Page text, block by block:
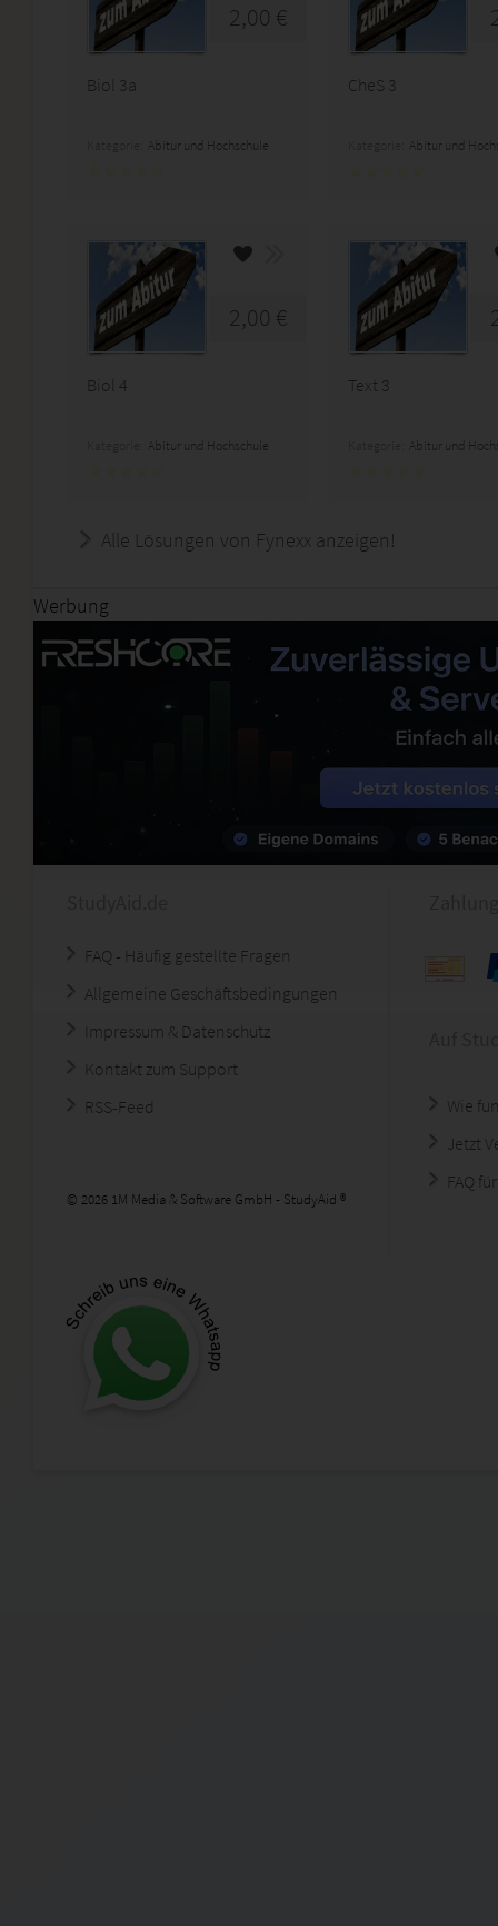
2,00 €
Biol 3a
Abitur und Hochschule
CheS 3
Abitur und
2,00 €
Biol 4
Abitur und Hochschule
Text 3
Abitur und
Alle Lösungen von Fynexx anzeigen!
Werbung
FAQ - Häufig gestellte Fragen
Allgemeine Geschäftsbedingungen
Impressum & Datenschutz
Kontakt zum Support
RSS-Feed
© 2026 1M Media & Software GmbH - StudyAid ®
Wie
Jetzt
FAQ